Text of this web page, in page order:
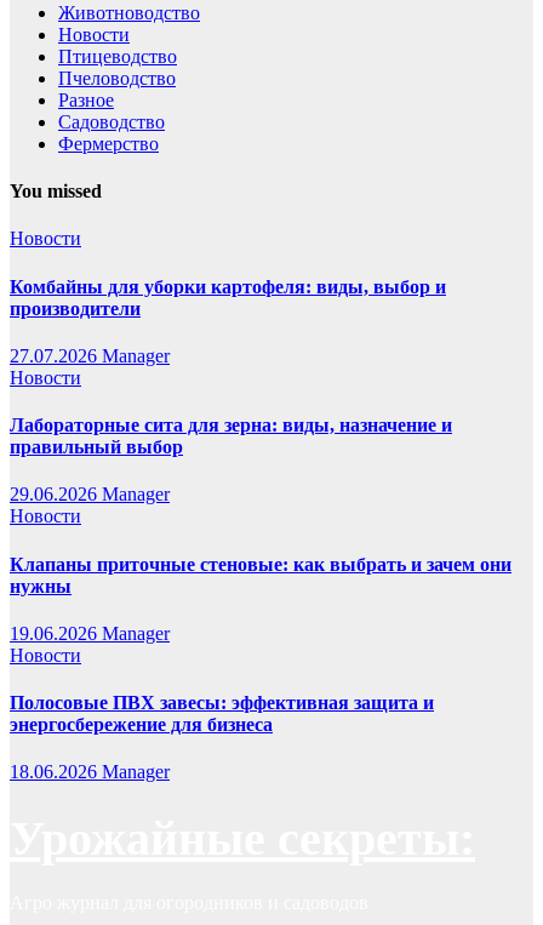
Животноводство
Новости
Птицеводство
Пчеловодство
Разное
Садоводство
Фермерство
You missed
Новости
Комбайны для уборки картофеля: виды, выбор и
производители
27.07.2026 Manager
Новости
Лабораторные сита для зерна: виды, назначение и
правильный выбор
29.06.2026 Manager
Новости
Клапаны приточные стеновые: как выбрать и зачем они
нужны
19.06.2026 Manager
Новости
Полосовые ПВХ завесы: эффективная защита и
энергосбережение для бизнеса
18.06.2026 Manager